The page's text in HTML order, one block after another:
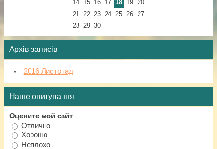
14
15 16 17 18 19
20
21
22 23 24 25 26
27
28
29 30
Архів записів
2016 Листопад
Наше опитування
Оцените мой сайт
Отлично
Хорошо
Неплохо